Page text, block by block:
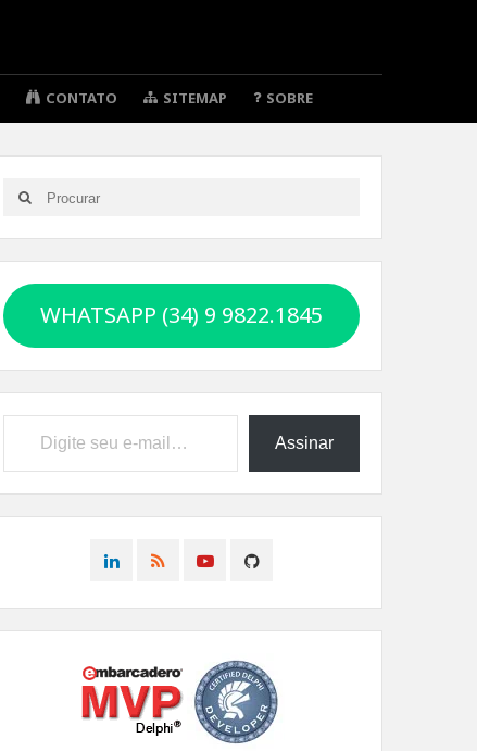
CONTATO SITEMAP SOBRE
Search
for:
Search
WHATSAPP (34) 9 9822.1845
Digite seu e-mail…
Assinar
CONNECT
LINKEDIN
CONNECT
RSS
CONNECT
YOUTUBEGITHUB